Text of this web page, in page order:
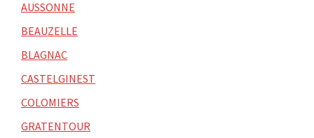
AUSSONNE
BEAUZELLE
BLAGNAC
CASTELGINEST
COLOMIERS
GRATENTOUR